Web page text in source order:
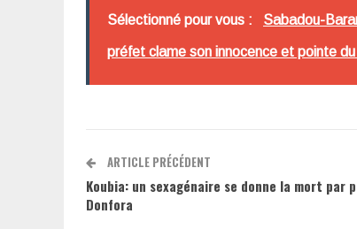
Sélectionné pour vous : Sabadou-
préfet clame son innocence et pointe
ARTICLE PRÉCÉDENT
Koubia: un sexagénaire se donne la mort par
Donfora